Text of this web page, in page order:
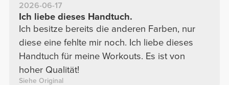
2026-06-17
Ich liebe dieses Handtuch.
Ich besitze bereits die anderen Farben, nur
diese eine fehlte mir noch. Ich liebe dieses
Handtuch für meine Workouts. Es ist von
hoher Qualität!
Siehe Original